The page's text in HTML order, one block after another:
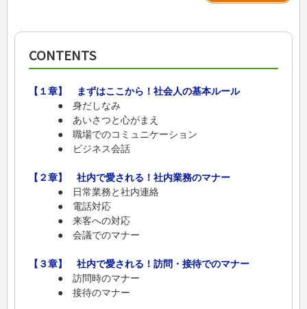
CONTENTS
【１章】 まずはここから！社会人の基本ルール
● 身だしなみ
● あいさつと心がまえ
● 職場でのコミュニケーション
● ビジネス会話
【２章】 社内で愛される！社内業務のマナー
● 日常業務と社内連絡
● 電話対応
● 来客への対応
● 会議でのマナー
【３章】 社内で愛される！訪問・接待でのマナー
● 訪問時のマナー
● 接待のマナー